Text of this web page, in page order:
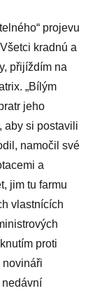
projevu
kradnú a
přijíždím na
„Bílým
jeho
aby si postavili
namočil své
a
jim tu farmu
vlastnících
proti
novináři
nedávní